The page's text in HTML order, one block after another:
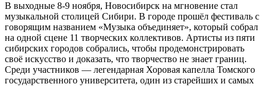
В выходные 8-9 ноября, Новосибирск на мгновение стал
музыкальной столицей Сибири. В городе прошёл фестиваль с
говорящим названием «Музыка объединяет», который собрал
на одной сцене 11 творческих коллективов. Артисты из пяти
сибирских городов собрались, чтобы продемонстрировать
своё искусство и доказать, что творчество не знает границ.
Среди участников — легендарная Хоровая капелла Томского
государственного университета, один из старейших и самых